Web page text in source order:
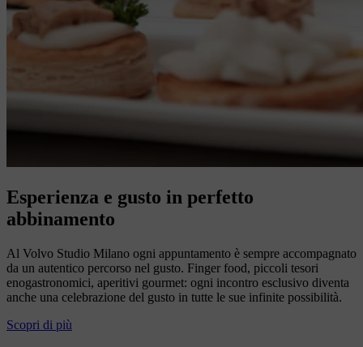
Esperienza e gusto in perfetto
abbinamento
Al Volvo Studio Milano ogni appuntamento è sempre accompagnato
da un autentico percorso nel gusto. Finger food, piccoli tesori
enogastronomici, aperitivi gourmet: ogni incontro esclusivo diventa
anche una celebrazione del gusto in tutte le sue infinite possibilità.
Scopri di più